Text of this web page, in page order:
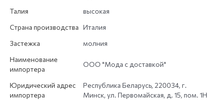
Талия
высокая
Страна производства Италия
Застежка
молния
Наименование
импортера
ООО "Мода с доставкой"
Юридический адрес
импортера
Республика Беларусь, 220034, г.
Минск, ул. Первомайская, д. 15, пом. 1Н